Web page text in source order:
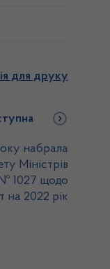
для друку
набрала
Міністрів
№ 1027 щодо
на 2022 рік